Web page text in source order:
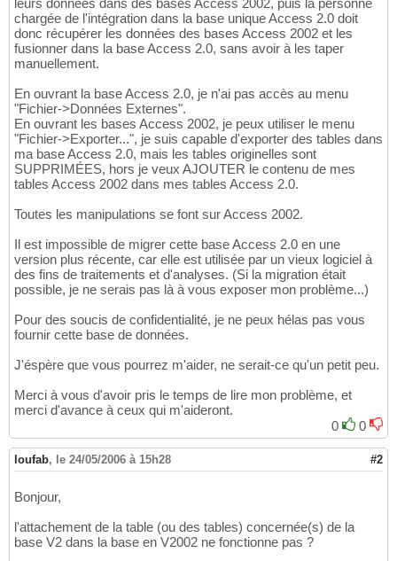
leurs données dans des bases Access 2002, puis la personne
chargée de l'intégration dans la base unique Access 2.0 doit
donc récupérer les données des bases Access 2002 et les
fusionner dans la base Access 2.0, sans avoir à les taper
manuellement.
En ouvrant la base Access 2.0, je n'ai pas accès au menu
"Fichier->Données Externes".
En ouvrant les bases Access 2002, je peux utiliser le menu
"Fichier->Exporter...", je suis capable d'exporter des tables dans
ma base Access 2.0, mais les tables originelles sont
SUPPRIMÉES, hors je veux AJOUTER le contenu de mes
tables Access 2002 dans mes tables Access 2.0.
Toutes les manipulations se font sur Access 2002.
Il est impossible de migrer cette base Access 2.0 en une
version plus récente, car elle est utilisée par un vieux logiciel à
des fins de traitements et d'analyses. (Si la migration était
possible, je ne serais pas là à vous exposer mon problème...)
Pour des soucis de confidentialité, je ne peux hélas pas vous
fournir cette base de données.
J'éspère que vous pourrez m'aider, ne serait-ce qu'un petit peu.
Merci à vous d'avoir pris le temps de lire mon problème, et
merci d'avance à ceux qui m'aideront.
0
0
loufab, le 24/05/2006 à 15h28 #2
Bonjour,
l'attachement de la table (ou des tables) concernée(s) de la
base V2 dans la base en V2002 ne fonctionne pas ?